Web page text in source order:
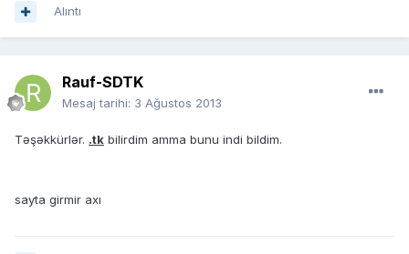
Alıntı
Rauf-SDTK
Mesaj tarihi: 3 Ağustos 2013
Təşəkkürlər. .tk bilirdim amma bunu indi bildim.
sayta girmir axı